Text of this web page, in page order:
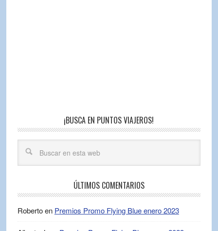
¡BUSCA EN PUNTOS VIAJEROS!
ÚLTIMOS COMENTARIOS
Robertoen Premios Promo Flying Blue enero 2023